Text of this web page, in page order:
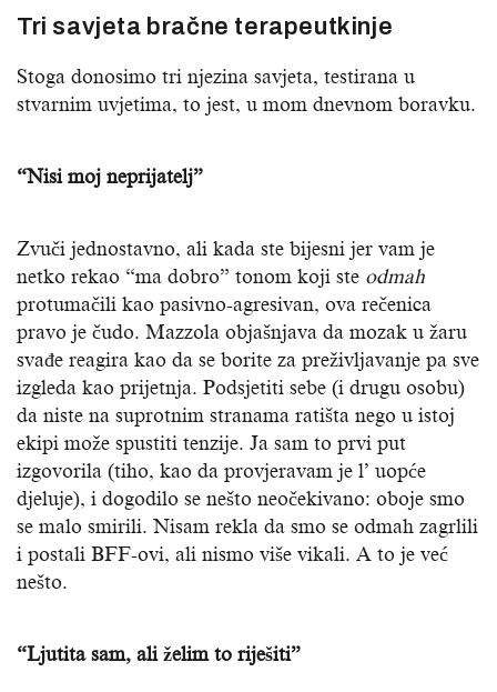
Tri savjeta bračne terapeutkinje
Stoga donosimo tri njezina savjeta, testirana u
stvarnim uvjetima, to jest, u mom dnevnom boravku.
“Nisi moj neprijatelj”
Zvuči jednostavno, ali kada ste bijesni jer vam je
netko rekao “ma dobro” tonom koji ste odmah
protumačili kao pasivno-agresivan, ova rečenica
pravo je čudo. Mazzola objašnjava da mozak u žaru
svađe reagira kao da se borite za preživljavanje pa sve
izgleda kao prijetnja. Podsjetiti sebe (i drugu osobu)
da niste na suprotnim stranama ratišta nego u istoj
ekipi može spustiti tenzije. Ja sam to prvi put
izgovorila (tiho, kao da provjeravam je l’ uopće
djeluje), i dogodilo se nešto neočekivano: oboje smo
se malo smirili. Nisam rekla da smo se odmah zagrlili
i postali BFF-ovi, ali nismo više vikali. A to je već
nešto.
“Ljutita sam, ali želim to riješiti”